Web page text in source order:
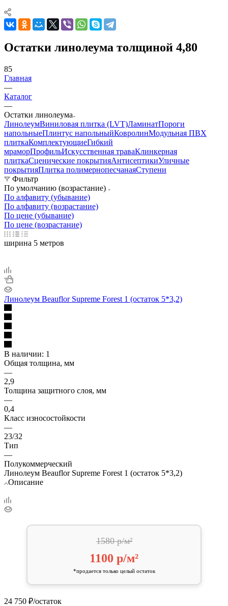
Остатки линолеума толщиной 4,80
85
Главная
—
Каталог
—
Остатки линолеума
ЛинолеумВиниловая плитка (LVT)ЛаминатПороги
напольныеПлинтус напольныйКовролинМодульная ПВХ
плиткаКомплектующиеГибкий
мраморПрофильИскусственная траваКлинкерная
плиткаСценические покрытияАнтисептикиУличные
покрытияПлитка полимернопесчанаяСтупени
Фильтр
По умолчанию (возрастание)
По алфавиту (убывание)
По алфавиту (возрастание)
По цене (убывание)
По цене (возрастание)
ширина 5 метров
Линолеум Beauflor Supreme Forest 1 (остаток 5*3,2)
В наличии: 1
Общая толщина, мм
—
2,9
Толщина защитного слоя, мм
—
0,4
Класс износостойкости
—
23/32
Тип
—
Полукоммерческий
Линолеум Beauflor Supreme Forest 1 (остаток 5*3,2)
Описание
1580 р/м²
1100 р/м²
*продается только целый остаток
24 750 ₽/остаток